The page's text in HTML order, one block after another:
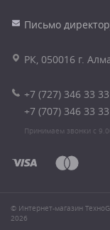
Письмо
РК, 050016 г.
+7 (727) 346 33 33
+7 (707) 346 33 33
Принимаем звонки с
© Интернет-магазин
2026